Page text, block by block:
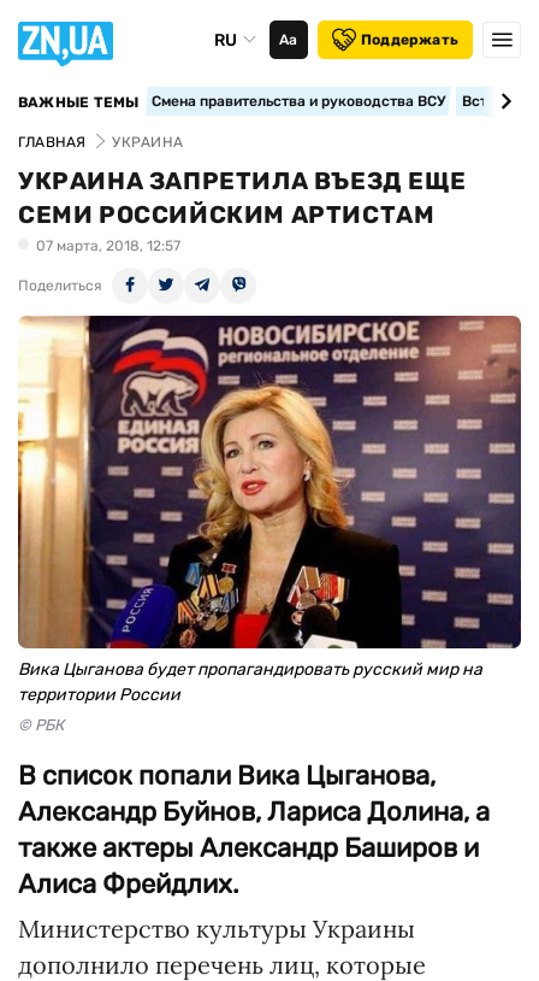
RU Аа Поддержать
ВАЖНЫЕ ТЕМЫ Смена правительства и руководства ВСУ
ГЛАВНАЯ УКРАИНА
УКРАИНА ЗАПРЕТИЛА ВЪЕЗД ЕЩЕ
СЕМИ РОССИЙСКИМ АРТИСТАМ
07 марта, 2018, 12:57
Поделиться
Вика Цыганова будет пропагандировать русский мир на
территории России
© РБК
В список попали Вика Цыганова,
Александр Буйнов, Лариса Долина, а
также актеры Александр Баширов и
Алиса Фрейдлих.
Министерство культуры Украины
дополнило перечень лиц, которые